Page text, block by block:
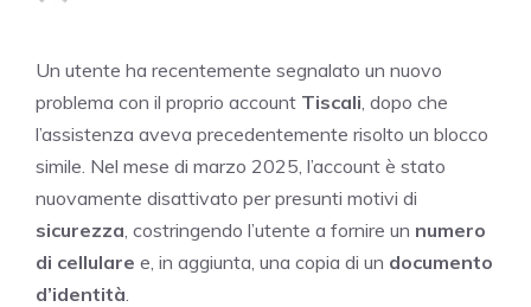
Un utente ha recentemente segnalato un nuovo
problema con il proprio account Tiscali , dopo che
l’assistenza aveva precedentemente risolto un blocco
simile. Nel mese di marzo 2025, l’account è stato
nuovamente disattivato per presunti motivi di
sicurezza , costringendo l’utente a fornire un numero
di cellulare e, in aggiunta, una copia di un documento
d’identità